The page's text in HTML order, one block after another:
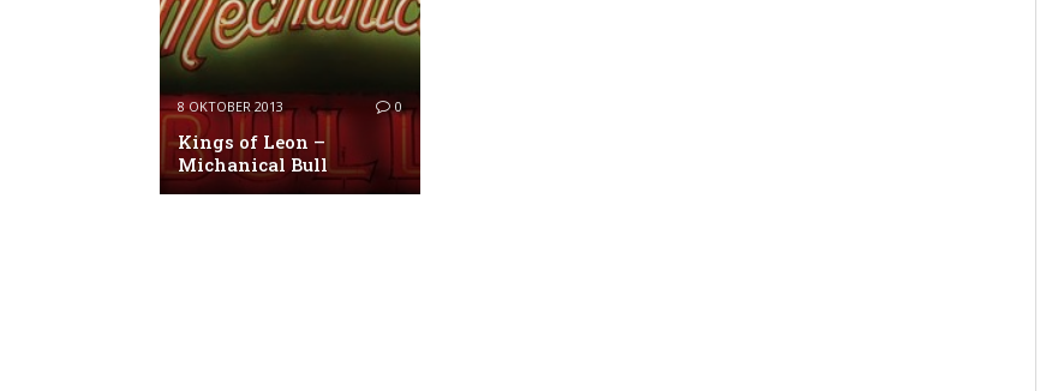
8 OKTOBER 2013 0
Kings of Leon –
Michanical Bull